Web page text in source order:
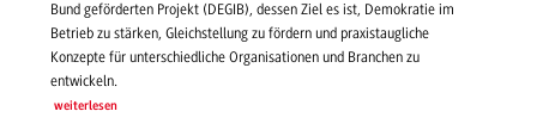
Bund geförderten Projekt (DEGIB), dessen Ziel es ist, Demokratie im
Betrieb zu stärken, Gleichstellung zu fördern und praxistaugliche
Konzepte für unterschiedliche Organisationen und Branchen zu
entwickeln.
weiterlesen